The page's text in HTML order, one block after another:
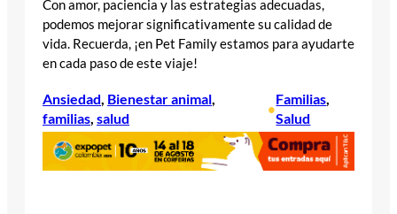
Con amor, paciencia y las estrategias adecuadas,
podemos mejorar significativamente su calidad de
vida. Recuerda, ¡en Pet Family estamos para ayudarte
en cada paso de este viaje!
Ansiedad, Bienestar animal
familias, salud
•
Familias
Salud